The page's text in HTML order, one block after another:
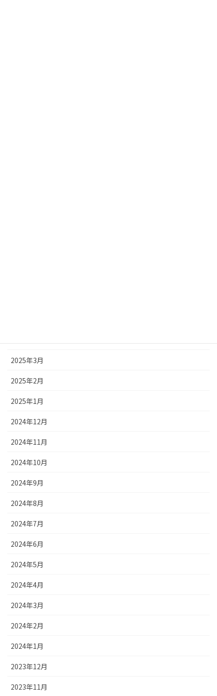
2025年3月
2025年2月
2025年1月
2024年12月
2024年11月
2024年10月
2024年9月
2024年8月
2024年7月
2024年6月
2024年5月
2024年4月
2024年3月
2024年2月
2024年1月
2023年12月
2023年11月